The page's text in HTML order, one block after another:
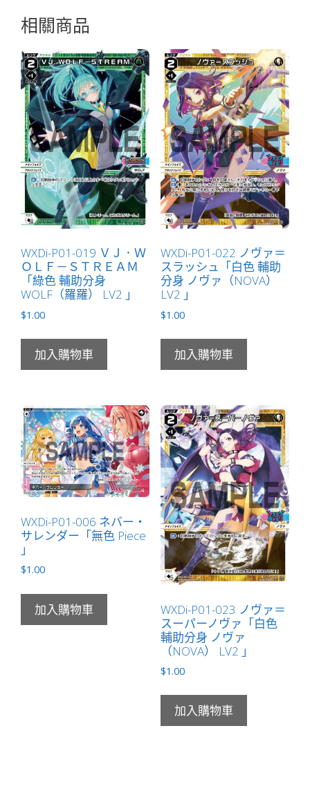
ド
（小
円）
LV2
」
數
量
相關商品
WXDi-P01-019 ＶＪ．Ｗ
ＯＬＦ－ＳＴＲＥＡＭ
「綠色 輔助分身
WOLF（羅羅） LV2 」
$1.00
加入購物車
WXDi-P01-022 ノヴァ＝
スラッシュ「白色 輔助
分身 ノヴァ（NOVA）
LV2 」
$1.00
加入購物車
WXDi-P01-006 ネバー・
サレンダー「無色 Piece
」
$1.00
加入購物車
WXDi-P01-023 ノヴァ＝
スーパーノヴァ「白色
輔助分身 ノヴァ
（NOVA） LV2 」
$1.00
加入購物車